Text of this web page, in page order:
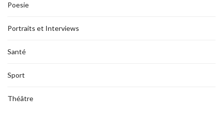
Poesie
Portraits et Interviews
Santé
Sport
Théâtre